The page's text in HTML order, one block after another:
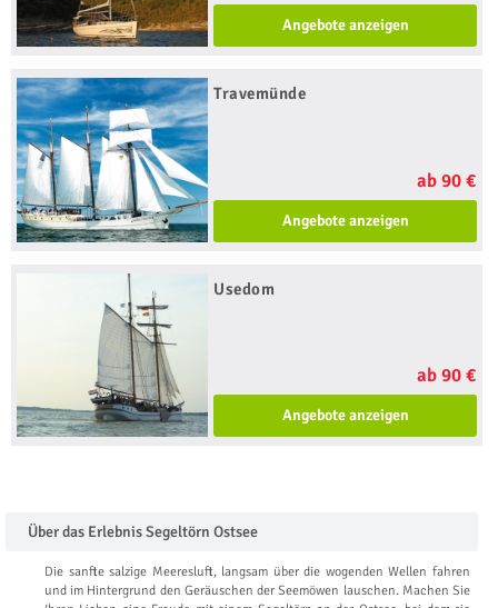
Angebote anzeigen
Travemünde
ab 90 €
Angebote anzeigen
Usedom
ab 90 €
Angebote anzeigen
Über das Erlebnis Segeltörn Ostsee
Die sanfte salzige Meeresluft, langsam über die wogenden Wellen fahren
und im Hintergrund den Geräuschen der Seemöwen lauschen. Machen Sie